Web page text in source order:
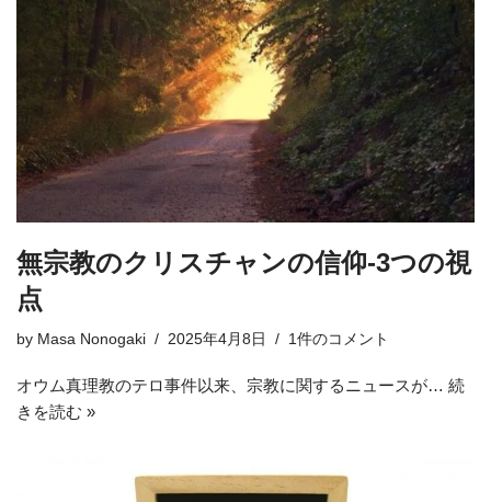
無宗教のクリスチャンの信仰-3つの視
点
by Masa Nonogaki 2025年4月8日 1件のコメント
オウム真理教のテロ事件以来、宗教に関するニュースが… 続
きを読む »